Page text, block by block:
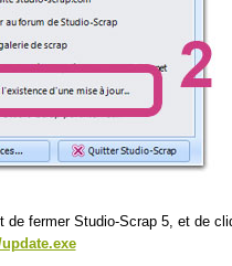
de fermer Studio-Scrap 5, et de